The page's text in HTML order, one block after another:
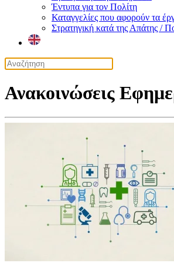
Έντυπα για τον Πολίτη
Καταγγελίες που αφορούν τα
Στρατηγική κατά της Απάτης /
Ανακοινώσεις